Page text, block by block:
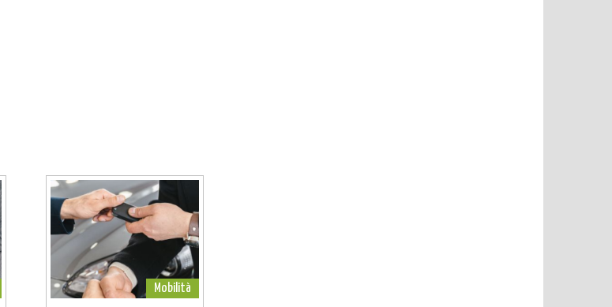
Mobilità